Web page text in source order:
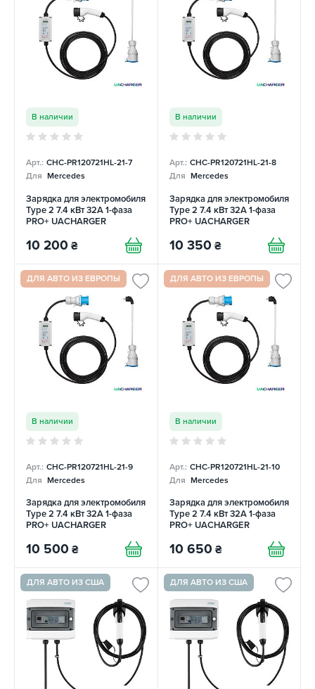
В наличии
Арт.: CHC-PR120721HL-21-7
Для Mercedes
Зарядка для электромобиля
Type 2 7.4 кВт 32А 1-фаза
PRO+ UACHARGER
10 200 ₴
В наличии
Арт.: CHC-PR120721HL-21-8
Для Mercedes
Зарядка для электромобиля
Type 2 7.4 кВт 32А 1-фаза
PRO+ UACHARGER
10 350 ₴
ДЛЯ АВТО ИЗ ЕВРОПЫ
В наличии
Арт.: CHC-PR120721HL-21-9
Для Mercedes
Зарядка для электромобиля
Type 2 7.4 кВт 32А 1-фаза
PRO+ UACHARGER
10 500 ₴
ДЛЯ АВТО ИЗ ЕВРОПЫ
В наличии
Арт.: CHC-PR120721HL-21-10
Для Mercedes
Зарядка для электромобиля
Type 2 7.4 кВт 32А 1-фаза
PRO+ UACHARGER
10 650 ₴
ДЛЯ АВТО ИЗ США ДЛЯ АВТО ИЗ США